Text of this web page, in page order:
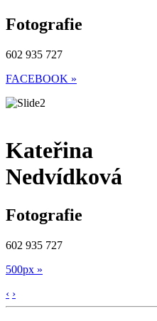
Fotografie
602 935 727
FACEBOOK »
Kateřina
Nedvídková
Fotografie
602 935 727
500px »
‹ ›